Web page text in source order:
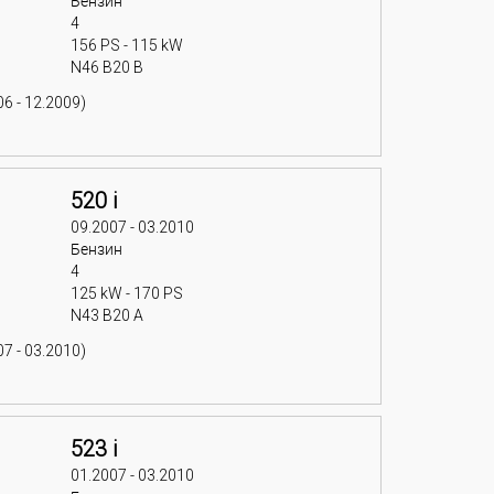
4
156 PS - 115 kW
N46 B20 B
- 12.2009)
520 i
09.2007 - 03.2010
Бензин
4
125 kW - 170 PS
N43 B20 A
- 03.2010)
523 i
01.2007 - 03.2010